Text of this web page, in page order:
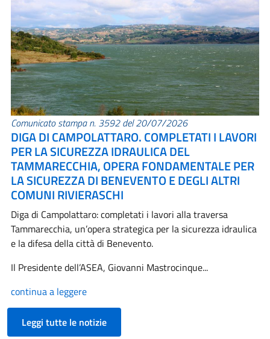
Comunicato stampa n. 3592 del 20/07/2026
DIGA DI CAMPOLATTARO. COMPLETATI I LAVORI
PER LA SICUREZZA IDRAULICA DEL
TAMMARECCHIA, OPERA FONDAMENTALE PER
LA SICUREZZA DI BENEVENTO E DEGLI ALTRI
COMUNI RIVIERASCHI
Diga di Campolattaro: completati i lavori alla traversa
Tammarecchia, un’opera strategica per la sicurezza idraulica
e la difesa della città di Benevento.
Il Presidente dell’ASEA, Giovanni Mastrocinque...
continua a leggere
Leggi tutte le notizie